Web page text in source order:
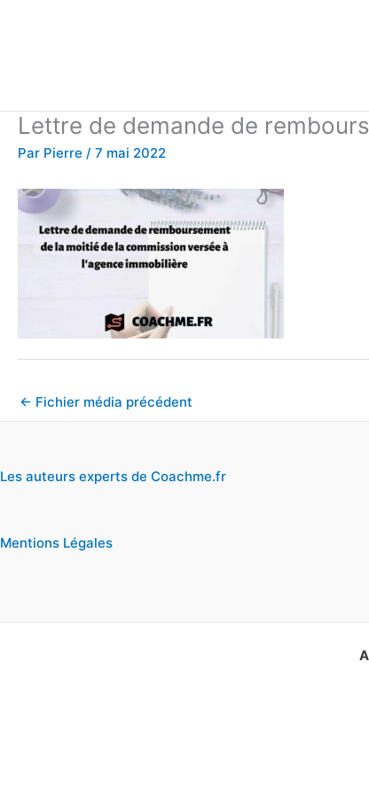
Lettre de demande de
Par Pierre / 7 mai 2022
← Fichier média précédent
Les auteurs experts de Coachme.fr
Mentions Légales